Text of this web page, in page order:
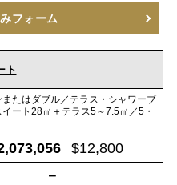
フォーム
ト
たはダブル／テラス・シャワーブ
ート28㎡＋テラス5～7.5㎡／5・
$12,800
－